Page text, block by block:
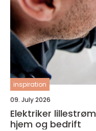
inspiration
09. July 2026
Elektriker lillestrøm trygg og moderne hjelp til
hjem og bedrift